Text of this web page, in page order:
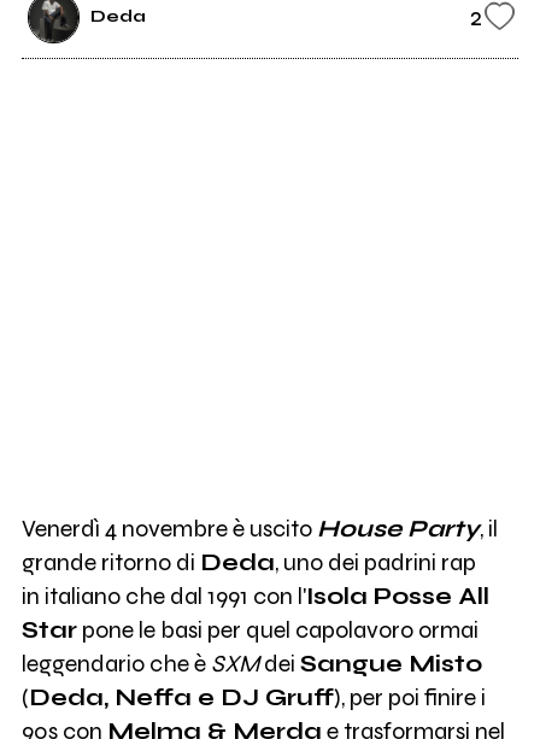
Deda 2
Venerdì 4 novembre è uscito House Party, il
grande ritorno di Deda, uno dei padrini rap
in italiano che dal 1991 con l'Isola Posse All
Starpone le basi per quel capolavoro ormai
leggendario che è SXMdei Sangue Misto
(Deda, Neffa e DJ Gruff), per poi finire i
90s con Melma & Merda e trasformarsi nel